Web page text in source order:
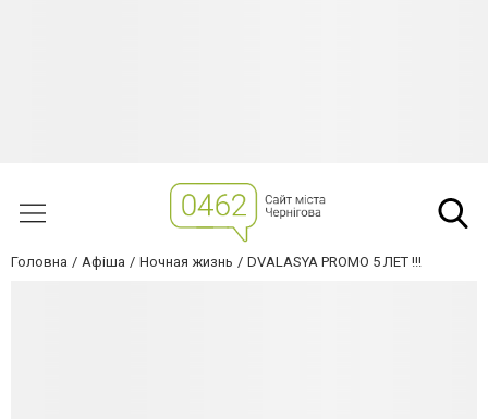
Головна Афіша Ночная жизнь DVALASYA PROMO 5 ЛЕТ !!!